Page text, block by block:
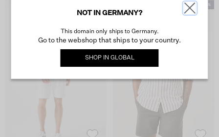
NOT IN GERMANY?
This domain only ships to Germany.
Go to the webshop that ships to your country.
SHOP IN GLOBAL